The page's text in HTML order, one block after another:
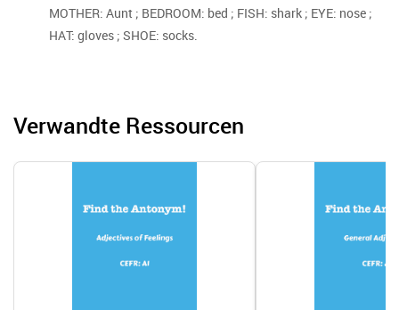
MOTHER: Aunt ; BEDROOM: bed ; FISH: shark ; EYE: nose ;
HAT: gloves ; SHOE: socks.
Verwandte Ressourcen